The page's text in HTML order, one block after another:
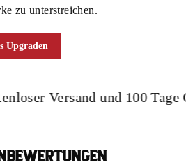
zu unterstreichen.
Upgraden
Versand und 100 Tage